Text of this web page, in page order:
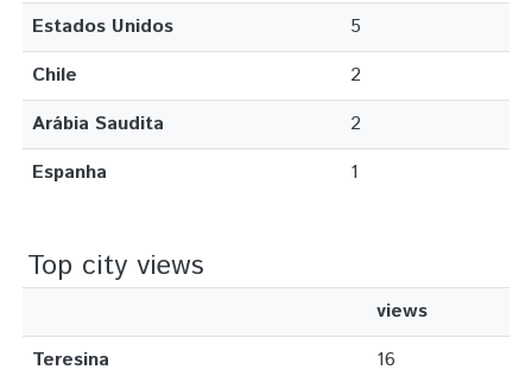
Estados Unidos
5
Chile
2
Arábia Saudita
2
Espanha
1
Top city views
views
Teresina
16